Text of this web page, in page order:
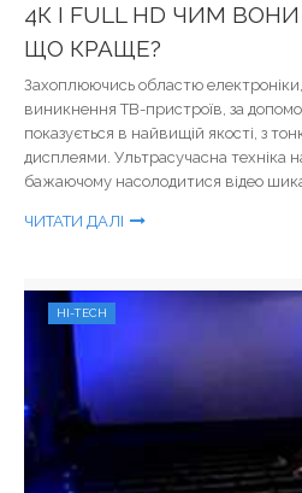
4К І FULL HD ЧИМ
ЩО КРАЩЕ?
Захоплюючись областю
виникнення ТВ-пристроїв, за
показується в найвищій якості, з
дисплеями. Ультрасучасна техніка
бажаючому насолодитися відео
ЧИТАТИ ДАЛІ
HI-TECH